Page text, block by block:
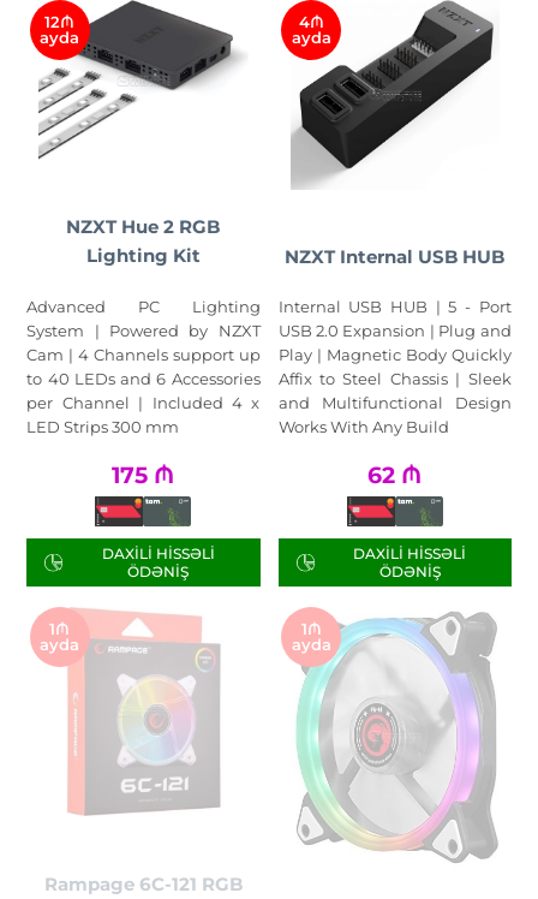
12₼
ayda
NZXT Hue 2 RGB
Lighting Kit
Advanced PC Lighting
System | Powered by NZXT
Cam | 4 Channels support up
to 40 LEDs and 6 Accessories
per Channel | Included 4 x
LED Strips 300 mm
175 ₼
DAXILI HISSƏLI
ÖDƏNIŞ
4₼
ayda
NZXT Internal USB HUB
Internal USB HUB | 5 - Port
USB 2.0 Expansion | Plug and
Play | Magnetic Body Quickly
Affix to Steel Chassis | Sleek
and Multifunctional Design
Works With Any Build
62 ₼
DAXILI HISSƏLI
ÖDƏNIŞ
1₼
ayda
Rampage 6C-121 RGB
1₼
ayda